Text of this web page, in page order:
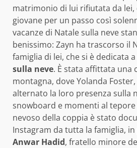
matrimonio di lui rifiutata da lei,
giovane per un passo così
vacanze di Natale sulla neve
benissimo: Zayn ha trascorso il
famiglia di lei, che si è dedicata
sulla neve. È stata affittata una
montagna, dove Yolanda
alternato la loro presenza sulla
snowboard e momenti al
nevoso della coppia è stato
Instagram da tutta la famiglia,
Anwar Hadid, fratello minore